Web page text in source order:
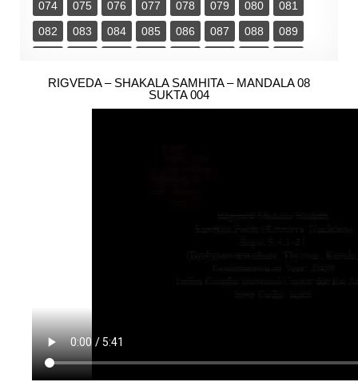
074
075 076 077 078 079 080
081
082
083 084 085 086 087 088
089
098
099 100 101 102 103
RIGVEDA – SHAKALA SAMHITA – MANDALA 08
SUKTA 004